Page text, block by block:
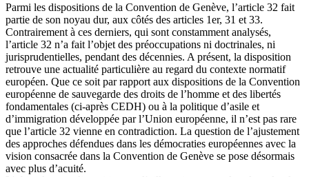
Parmi les dispositions de la Convention de Genève, l’article 32 fait
partie de son noyau dur, aux côtés des articles 1er, 31 et 33.
Contrairement à ces derniers, qui sont constamment analysés,
l’article 32 n’a fait l’objet des préoccupations ni doctrinales, ni
jurisprudentielles, pendant des décennies. A présent, la disposition
retrouve une actualité particulière au regard du contexte normatif
européen. Que ce soit par rapport aux dispositions de la Convention
européenne de sauvegarde des droits de l’homme et des libertés
fondamentales (ci-après CEDH) ou à la politique d’asile et
d’immigration développée par l’Union européenne, il n’est pas rare
que l’article 32 vienne en contradiction. La question de l’ajustement
des approches défendues dans les démocraties européennes avec la
vision consacrée dans la Convention de Genève se pose désormais
avec plus d’acuité.